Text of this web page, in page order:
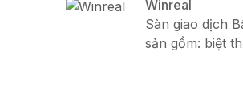
Winreal
Sàn giao dịch
sản gồm: biệt